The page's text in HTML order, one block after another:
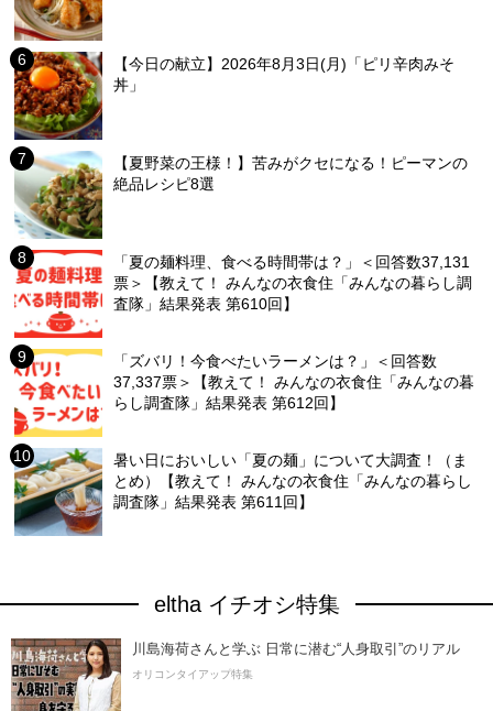
【今日の献立】2026年8月3日(月)「ピリ辛肉みそ
丼」
【夏野菜の王様！】苦みがクセになる！ピーマンの
絶品レシピ8選
「夏の麺料理、食べる時間帯は？」＜回答数37,131
票＞【教えて！ みんなの衣食住「みんなの暮らし調
査隊」結果発表 第610回】
「ズバリ！今食べたいラーメンは？」＜回答数
37,337票＞【教えて！ みんなの衣食住「みんなの暮
らし調査隊」結果発表 第612回】
暑い日においしい「夏の麺」について大調査！（ま
とめ）【教えて！ みんなの衣食住「みんなの暮らし
調査隊」結果発表 第611回】
eltha イチオシ特集
川島海荷さんと学ぶ 日常に潜む“人身取引”のリアル
オリコンタイアップ特集